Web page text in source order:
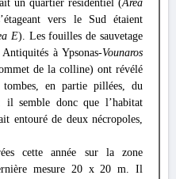
un quartier résidentiel (Area
vers le Sud étaient
E). Les fouilles de sauvetage
à Ypsonas-Vounaros
de la colline) ont révélé
en partie pillées, du
il semble donc que l’habitat
entouré de deux nécropoles,
cette année sur la zone
mesure 20 x 20 m. Il